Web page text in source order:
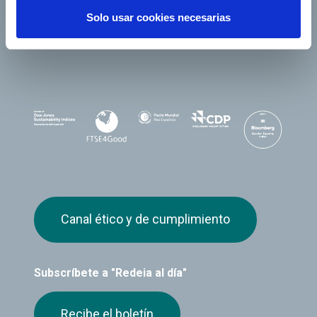
Solo usar cookies necesarias
Subscríbete a "Redeia al día"
Recibe el boletín
Canal ético y de cumplimiento